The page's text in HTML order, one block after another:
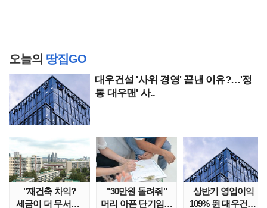
오늘의 땅집GO
대우건설 '사위 경영' 끝낸 이유?…'정
통 대우맨' 사..
"재건축 차익?
세금이 더 무서워"
"30만원 돌려줘"
머리 아픈 단기임대
상반기 영업이익
109% 뛴 대우건설,